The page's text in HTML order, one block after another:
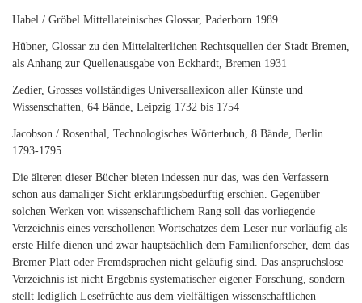
Habel / Gröbel Mittellateinisches Glossar, Paderborn 1989
Hübner, Glossar zu den Mittelalterlichen Rechtsquellen der Stadt Bremen,
als Anhang zur Quellenausgabe von Eckhardt, Bremen 1931
Zedier, Grosses vollständiges Universallexicon aller Künste und
Wissenschaften, 64 Bände, Leipzig 1732 bis 1754
Jacobson / Rosenthal, Technologisches Wörterbuch, 8 Bände, Berlin
1793-1795.
Die älteren dieser Bücher bieten indessen nur das, was den Verfassern
schon aus damaliger Sicht erklärungsbedürftig erschien. Gegenüber
solchen Werken von wissenschaftlichem Rang soll das vorliegende
Verzeichnis eines verschollenen Wortschatzes dem Leser nur vorläufig als
erste Hilfe dienen und zwar hauptsächlich dem Familienforscher, dem das
Bremer Platt oder Fremdsprachen nicht geläufig sind. Das anspruchslose
Verzeichnis ist nicht Ergebnis systematischer eigener Forschung, sondern
stellt lediglich Lesefrüchte aus dem vielfältigen wissenschaftlichen